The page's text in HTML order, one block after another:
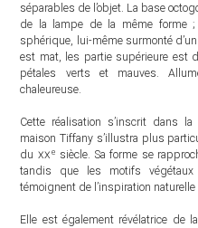
séparables de l’objet. La base
de la lampe de la même forme ;
sphérique, lui-même surmonté
est mat, les partie supérieure est
pétales verts et mauves.
chaleureuse.
Cette réalisation s’inscrit dans la
maison Tiffany s’illustra plus
du xxe siècle. Sa forme se
tandis que les motifs végétaux
témoignent de l’inspiration naturelle
Elle est également révélatrice de